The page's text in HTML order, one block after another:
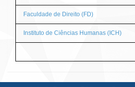
Faculdade de Direito (FD)
Instituto de Ciências Humanas (ICH)